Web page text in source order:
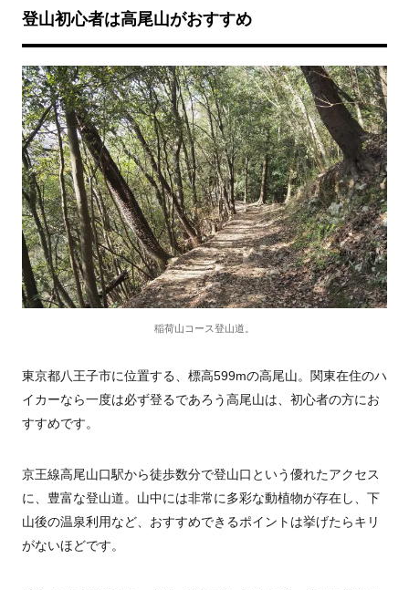
登山初心者は高尾山がおすすめ
稲荷山コース登山道。
東京都八王子市に位置する、標高599mの高尾山。関東在住のハ
イカーなら一度は必ず登るであろう高尾山は、初心者の方にお
すすめです。
京王線高尾山口駅から徒歩数分で登山口という優れたアクセス
に、豊富な登山道。山中には非常に多彩な動植物が存在し、下
山後の温泉利用など、おすすめできるポイントは挙げたらキリ
がないほどです。